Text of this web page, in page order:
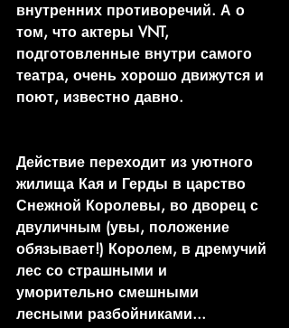
внутренних противоречий. А о
том, что актеры VNT,
подготовленные внутри самого
театра, очень хорошо движутся и
поют, известно давно.
Действие переходит из уютного
жилища Кая и Герды в царство
Снежной Королевы, во дворец с
двуличным (увы, положение
обязывает!) Королем, в дремучий
лес со страшными и
уморительно смешными
лесными разбойниками...